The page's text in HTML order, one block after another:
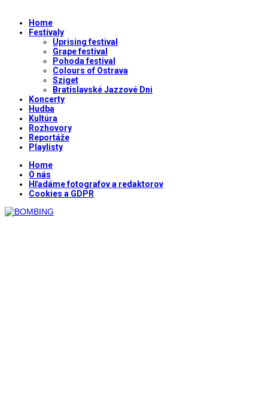
Home
Festivaly
Uprising festival
Grape festival
Pohoda festival
Colours of Ostrava
Sziget
Bratislavské Jazzové Dni
Koncerty
Hudba
Kultúra
Rozhovory
Reportáže
Playlisty
Home
O nás
Hľadáme fotografov a redaktorov
Cookies a GDPR